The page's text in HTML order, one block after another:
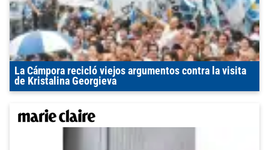
La Cámpora recicló viejos argumentos contra la visita
de Kristalina Georgieva